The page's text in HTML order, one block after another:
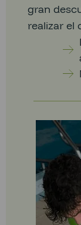
gran
realizar el